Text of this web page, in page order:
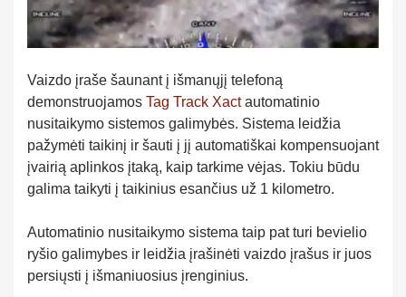
Vaizdo įraše šaunant į išmanųjį telefoną
demonstruojamos Tag Track Xactautomatinio
nusitaikymo sistemos galimybės. Sistema leidžia
pažymėti taikinį ir šauti į jį automatiškai kompensuojant
įvairią aplinkos įtaką, kaip tarkime vėjas. Tokiu būdu
galima taikyti į taikinius esančius už 1 kilometro.
Automatinio nusitaikymo sistema taip pat turi bevielio
ryšio galimybes ir leidžia įrašinėti vaizdo įrašus ir juos
persiųsti į išmaniuosius įrenginius.